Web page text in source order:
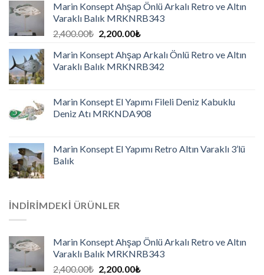
Marin Konsept Ahşap Önlü Arkalı Retro ve Altın
Varaklı Balık MRKNRB343
2,400.00₺ 2,200.00₺
Marin Konsept Ahşap Arkalı Önlü Retro ve Altın
Varaklı Balık MRKNRB342
Marin Konsept El Yapımı Fileli Deniz Kabuklu
Deniz Atı MRKNDA908
Marin Konsept El Yapımı Retro Altın Varaklı 3’lü
Balık
İNDIRIMDEKI ÜRÜNLER
Marin Konsept Ahşap Önlü Arkalı Retro ve Altın
Varaklı Balık MRKNRB343
2,400.00₺ 2,200.00₺